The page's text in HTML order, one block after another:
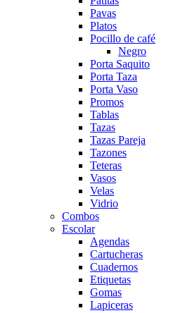
Pavas
Platos
Pocillo de café
Negro
Porta Saquito
Porta Taza
Porta Vaso
Promos
Tablas
Tazas
Tazas Pareja
Tazones
Teteras
Vasos
Velas
Vidrio
Combos
Escolar
Agendas
Cartucheras
Cuadernos
Etiquetas
Gomas
Lapiceras